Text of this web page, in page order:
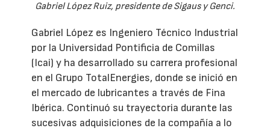
Gabriel López Ruiz, presidente de Sigaus y Genci.
Gabriel López es Ingeniero Técnico Industrial
por la Universidad Pontificia de Comillas
(Icai) y ha desarrollado su carrera profesional
en el Grupo TotalEnergies, donde se inició en
el mercado de lubricantes a través de Fina
Ibérica. Continuó su trayectoria durante las
sucesivas adquisiciones de la compañía a lo